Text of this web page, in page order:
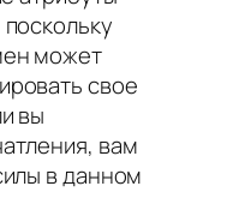
может
свое
вы
вам
в данном